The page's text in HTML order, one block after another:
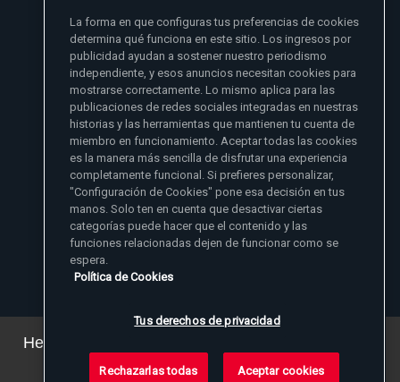
- Madre Angelica
Sitios de noticias EWTN
Aci Prensa
ChurchPOP
Afiliados
English
España
Polska
Magyar
Más información
Madre Angelica
Sala de Prensa
Contacto
1-800-447-3986
EIN: 63-0801391
Hemos actualizado nuestra política de privacidad.
Puede ver los detalles
aquí
La forma en que configuras tus preferencias de cookies
determina qué funciona en este sitio. Los ingresos por
publicidad ayudan a sostener nuestro periodismo
independiente, y esos anuncios necesitan cookies para
mostrarse correctamente. Lo mismo aplica para las
publicaciones de redes sociales integradas en nuestras
historias y las herramientas que mantienen tu cuenta de
miembro en funcionamiento. Aceptar todas las cookies
es la manera más sencilla de disfrutar una experiencia
completamente funcional. Si prefieres personalizar,
"Configuración de Cookies" pone esa decisión en tus
manos. Solo ten en cuenta que desactivar ciertas
categorías puede hacer que el contenido y las
funciones relacionadas dejen de funcionar como se
espera.
Política de Cookies
Tus derechos de privacidad
Rechazarlas todas Aceptar cookies